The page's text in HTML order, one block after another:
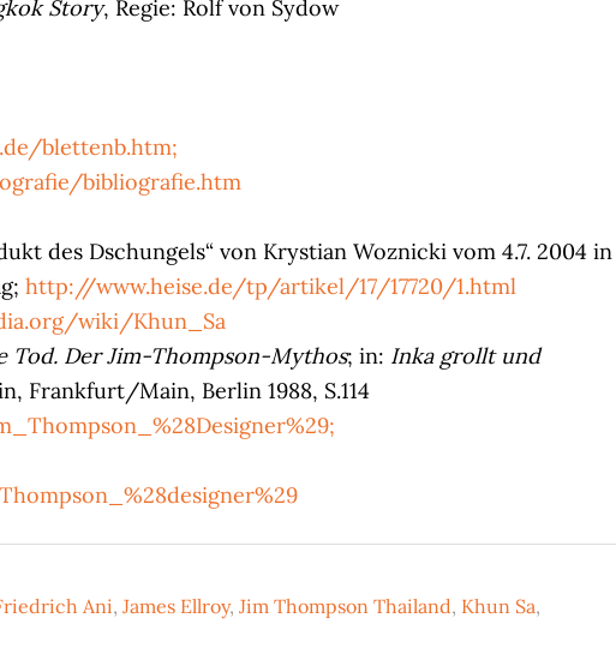
Story, Regie: Rolf von Sydow
blettenb.htm;
bibliografie.htm
des Dschungels“ von Krystian Woznicki vom 4.7. 2004 in
http://www.heise.de/tp/artikel/17/17720/1.html
wiki/Khun_Sa
Tod. Der Jim-Thompson-Mythos; in: Inka grollt und
Frankfurt/Main, Berlin 1988, S.114
Ani, James Ellroy, Jim Thompson Thailand, Khun Sa,